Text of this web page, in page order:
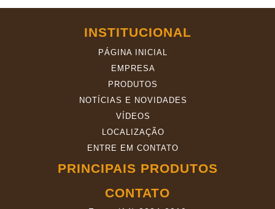
INSTITUCIONAL
PÁGINA INICIAL
EMPRESA
PRODUTOS
NOTÍCIAS E NOVIDADES
VÍDEOS
LOCALIZAÇÃO
ENTRE EM CONTATO
PRINCIPAIS PRODUTOS
CONTATO